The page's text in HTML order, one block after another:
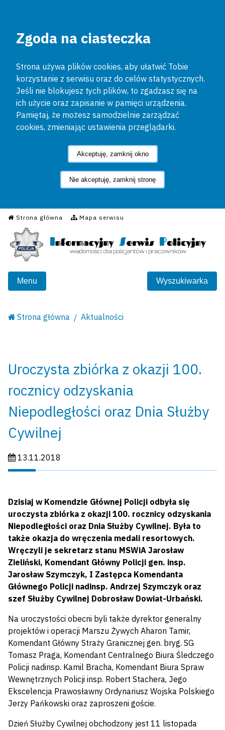
Zgoda na ciasteczka
Strona używa plików cookies, aby ułatwić Tobie
korzystanie z serwisu oraz do celów statystycznych.
Jeśli nie blokujesz tych plików, to zgadzasz się na
ich użycie oraz zapisanie w pamięci urządzenia.
Pamiętaj, że możesz samodzielnie zarządzać
cookies, zmieniając ustawienia przeglądarki.
Akceptuję, zamknij okno
Nie akceptuję, zamknij stronę
Strona główna Mapa serwisu
Informacyjny Serwis
Menu Wyszukiwarka
Strona główna Aktualności
Uroczysta zbiórka z okazji 100.
rocznicy odzyskania
Niepodległości oraz Dnia Służby
Cywilnej
Data publikacji:
13.11.2018
Dzisiaj w Komendzie Głównej Policji odbyła się
uroczysta zbiórka z okazji 100. rocznicy odzyskania
Niepodległości oraz Dnia Służby Cywilnej. Była to
także okazja do wręczenia medali resortowych.
Wręczyli je sekretarz stanu MSWiA Jarosław
Zieliński, Komendant Główny Policji gen. insp.
Jarosław Szymczyk, I Zastępca Komendanta
Głównego Policji nadinsp. Andrzej Szymczyk oraz
szef Służby Cywilnej Dobrosław Dowiat-Urbański.
Na uroczystości obecni byli także dyrektor generalny
projektów i operacji Marszu Żywych Aharon Tamir,
Komendant Główny Straży Granicznej gen. bryg. SG
Tomasz Praga, Komendant Centralnego Biura Śledczego
Policji nadinsp. Kamil Bracha, Komendant Biura Spraw
Wewnętrznych Policji insp. Robert Stachera, Jego
Ekscelencja Prawosławny Ordynariusz Wojska Polskiego
Jerzy Pańkowski oraz zaproszeni goście.
Dzień Służby Cywilnej obchodzony jest 11 listopada